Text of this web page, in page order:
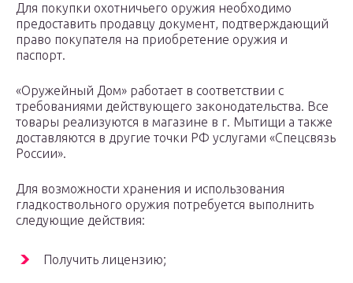
Для покупки охотничьего оружия необходимо
предоставить продавцу документ, подтверждающий
право покупателя на приобретение оружия и
паспорт.
«Оружейный Дом» работает в соответствии с
требованиями действующего законодательства. Все
товары реализуются в магазине в г. Мытищи а также
доставляются в другие точки РФ услугами «Спецсвязь
России».
Для возможности хранения и использования
гладкоствольного оружия потребуется выполнить
следующие действия:
Получить лицензию;